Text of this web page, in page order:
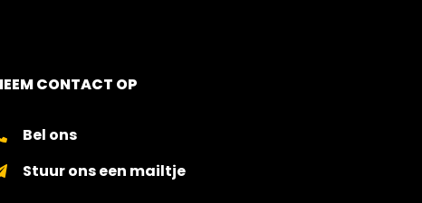
CONTACT OP
Bel ons
Stuur ons een mailtje